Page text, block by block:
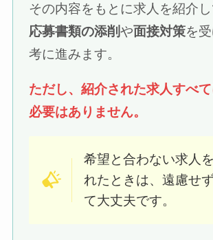
その内容をもとに求人を紹介し
応募書類の添削や面接対策を
考に進みます。
ただし、紹介された求人すべ
必要はありません。
希望と合わない求人
れたときは、遠慮せ
て大丈夫です。